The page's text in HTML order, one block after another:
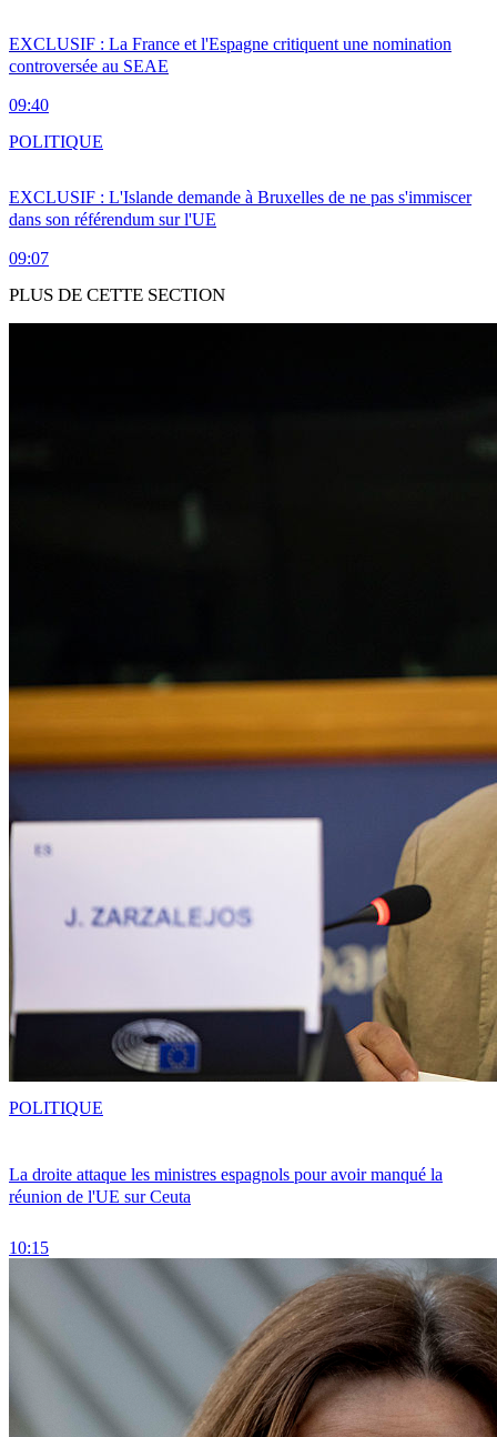
EXCLUSIF : La France et l'Espagne critiquent une nomination
controversée au SEAE
09:40
EXCLUSIF : L'Islande demande à Bruxelles de ne pas s'immiscer
dans son référendum sur l'UE
09:07
POLITIQUE
PLUS DE CETTE SECTION
La droite attaque les ministres espagnols pour avoir manqué la
réunion de l'UE sur Ceuta
10:15
POLITIQUE